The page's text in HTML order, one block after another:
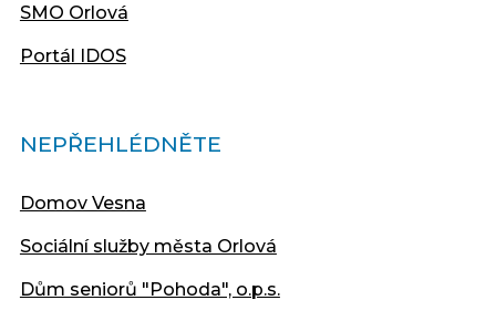
SMO Orlová
Portál IDOS
NEPŘEHLÉDNĚTE
Domov Vesna
Sociální služby města Orlová
Dům seniorů "Pohoda", o.p.s.